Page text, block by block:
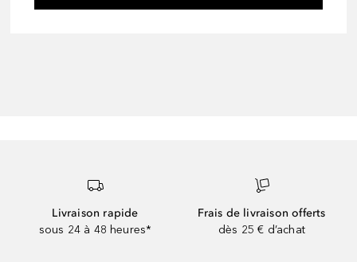
Livraison rapide
sous 24 à 48 heures*
Frais de livraison offerts
dès 25 € d’achat